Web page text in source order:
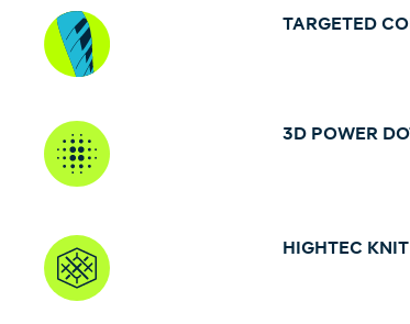
TARGETED
3D POWER
HIGHTEC KNIT